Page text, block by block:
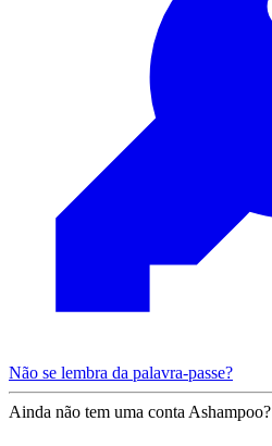
Não se lembra da palavra-passe?
Ainda não tem uma conta Ashampoo?